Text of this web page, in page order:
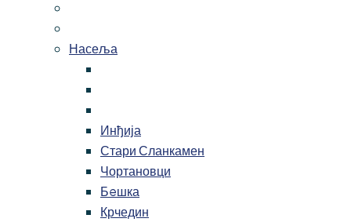
Насеља
Инђија
Стари Сланкамен
Чортановци
Бeшка
Крчедин